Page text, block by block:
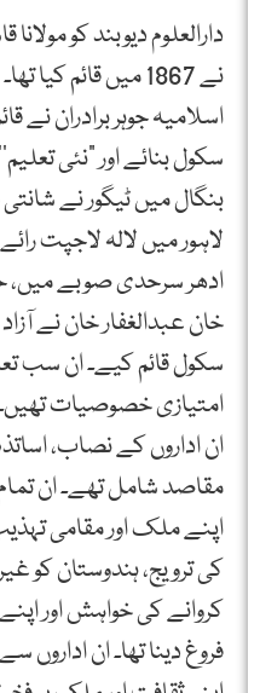
دارالعلوم دیوبند کو
نے 1867 میں قائم
اسلامیہ جوہر برادران نے
سکول بنائے اور ”نئی
بنگال میں ٹیگور نے
لاہور میں لالہ لاجپت
ادھر سرحدی صوبے میں،
خان عبدالغفار خان نے
سکول قائم کیے۔ ان سب
امتیازی خصوصیات
ان اداروں کے نصاب،
مقاصد شامل تھے۔ ان
اپنے ملک اور مقامی
کی ترویج، ہندوستان کو
کروانے کی خواہش اور
فروغ دینا تھا۔ ان